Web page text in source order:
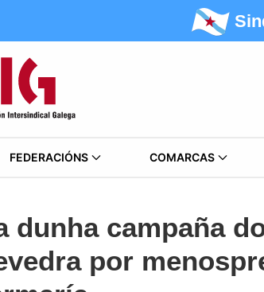
FEDERACIÓNS COMARCAS
dunha campaña
por